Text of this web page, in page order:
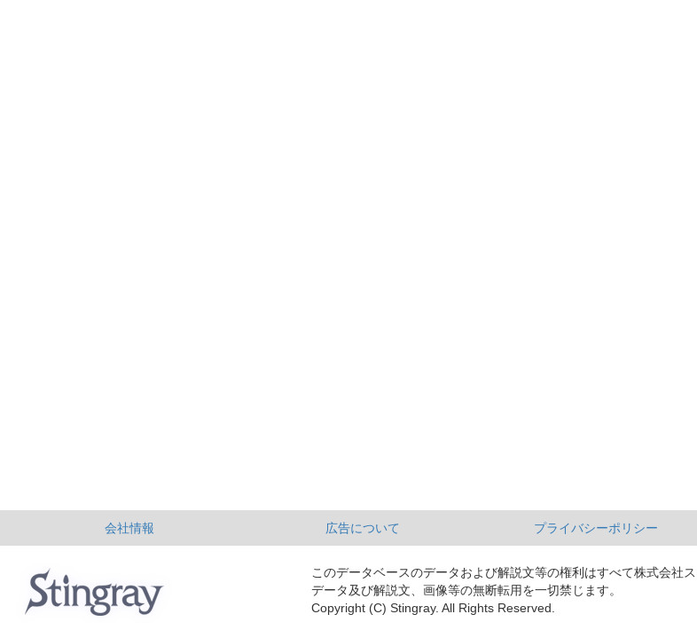
会社情報 広告について プライバシーポリシー
このデータベースのデータおよび解説文等の権利はすべて株式会社
データ及び解説文、画像等の無断転用を一切禁じます。
Copyright (C) Stingray. All Rights Reserved.